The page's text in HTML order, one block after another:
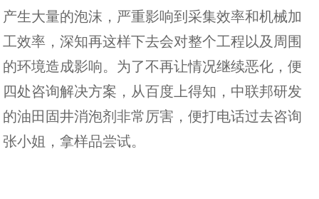
产生大量的泡沫，严重影响到采集效率和机械加
工效率，深知再这样下去会对整个工程以及周围
的环境造成影响。为了不再让情况继续恶化，便
四处咨询解决方案，从百度上得知，中联邦研发
的油田固井消泡剂非常厉害，便打电话过去咨询
张小姐，拿样品尝试。